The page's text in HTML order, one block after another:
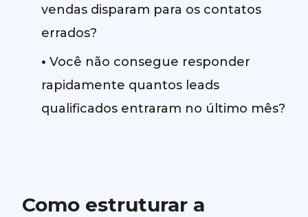
vendas disparam para os contatos
errados?
• Você não consegue responder
rapidamente quantos leads
qualificados entraram no último mês?
Como estruturar a